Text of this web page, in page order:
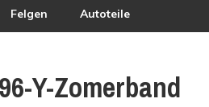
Felgen Autoteile
Y-Zomerband